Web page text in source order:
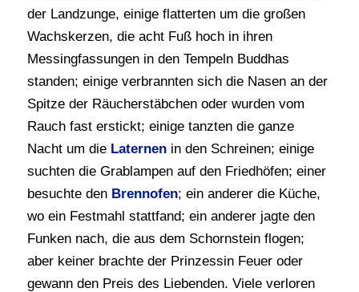
der Landzunge, einige flatterten um die großen
Wachskerzen, die acht Fuß hoch in ihren
Messingfassungen in den Tempeln Buddhas
standen; einige verbrannten sich die Nasen an der
Spitze der Räucherstäbchen oder wurden vom
Rauch fast erstickt; einige tanzten die ganze
Nacht um die Laternenin den Schreinen; einige
suchten die Grablampen auf den Friedhöfen; einer
besuchte den Brennofen; ein anderer die Küche,
wo ein Festmahl stattfand; ein anderer jagte den
Funken nach, die aus dem Schornstein flogen;
aber keiner brachte der Prinzessin Feuer oder
gewann den Preis des Liebenden. Viele verloren